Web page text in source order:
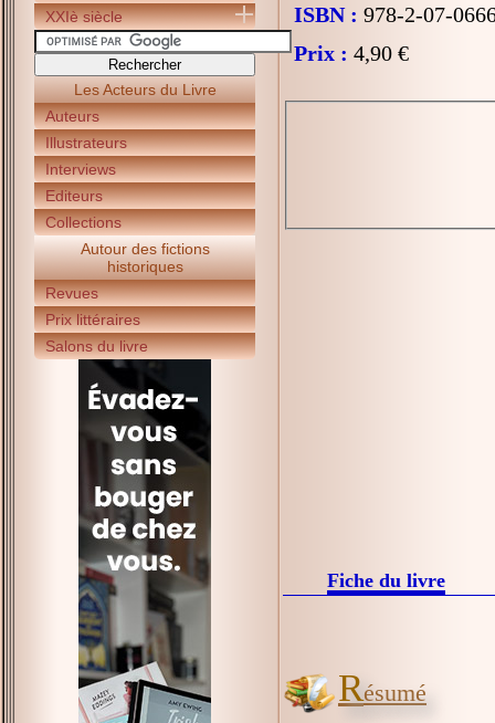
XXIè siècle
Les Acteurs du Livre
Auteurs
Illustrateurs
Interviews
Editeurs
Collections
Autour des fictions
historiques
Revues
Prix littéraires
Salons du livre
ISBN : 978-2-07-
Prix : 4,90 €
Fiche du livre
Résumé